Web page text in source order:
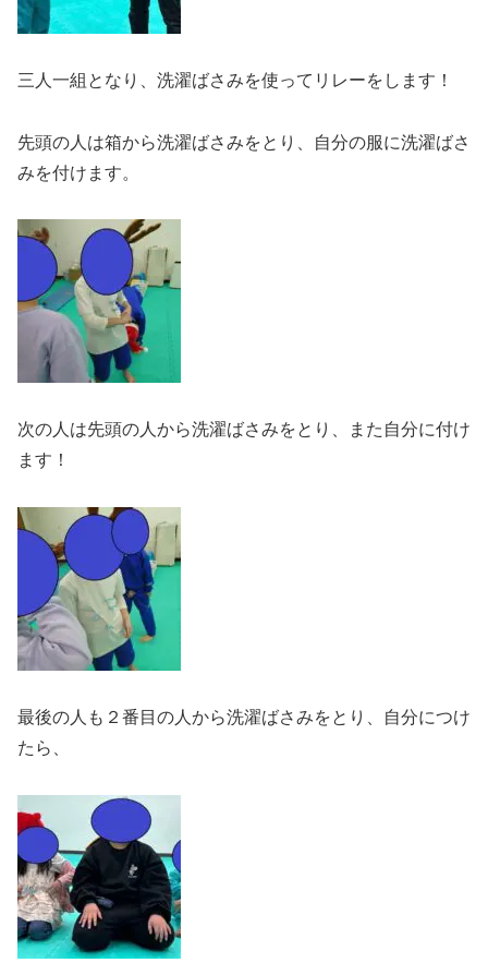
三人一組となり、洗濯ばさみを使ってリレーをします！
先頭の人は箱から洗濯ばさみをとり、自分の服に洗濯ばさ
みを付けます。
次の人は先頭の人から洗濯ばさみをとり、また自分に付け
ます！
最後の人も２番目の人から洗濯ばさみをとり、自分につけ
たら、